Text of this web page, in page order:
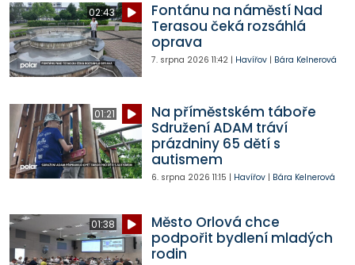
02:43
Fontánu na náměstí Nad
Terasou čeká rozsáhlá
oprava
7. srpna 2026 11:42| Havířov| Bára Kelnerová
01:21
Na příměstském táboře
Sdružení ADAM tráví
prázdniny 65 dětí s
autismem
6. srpna 2026 11:15 | Havířov| Bára Kelnerová
01:38
Město Orlová chce
podpořit bydlení mladých
rodin